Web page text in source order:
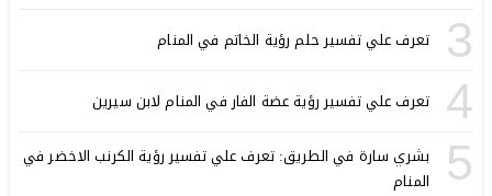
3 تعرف علي تفسير حلم رؤية الخاتم في المنام
4 تعرف علي تفسير رؤية عضة الفار في المنام لابن سيرين
5
بشري سارة في الطريق: تعرف علي تفسير رؤية الكرنب الاخضر في
المنام